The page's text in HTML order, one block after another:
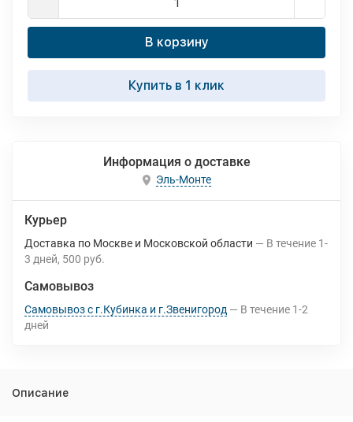
В корзину
Купить в 1 клик
Информация о доставке
Эль-Монте
Курьер
Доставка по Москве и Московской области В течение 1-
3 дней 500 руб.
Самовывоз
Самовывоз с г.Кубинка и г.Звенигород В течение 1-2
дней
Описание